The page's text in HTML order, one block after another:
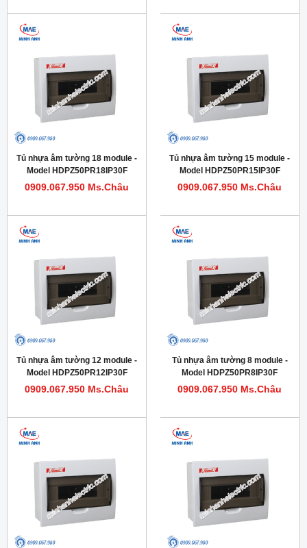
Tủ nhựa âm tường 18 module -
Model HDPZ50PR18IP30F
0909.067.950 Ms.Châu
Tủ nhựa âm tường 15 module -
Model HDPZ50PR15IP30F
0909.067.950 Ms.Châu
Tủ nhựa âm tường 12 module -
Model HDPZ50PR12IP30F
0909.067.950 Ms.Châu
Tủ nhựa âm tường 8 module -
Model HDPZ50PR8IP30F
0909.067.950 Ms.Châu